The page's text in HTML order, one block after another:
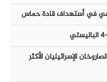
في أستهداف قادة حماس
الإسرائيليان الأكثر